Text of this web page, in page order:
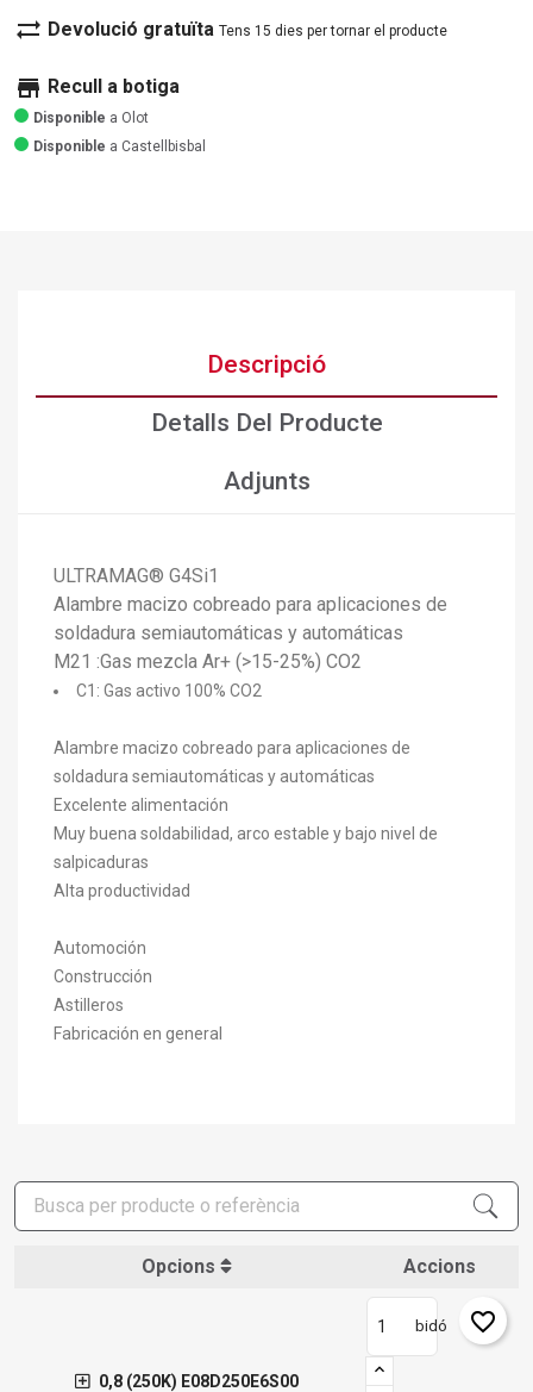
××
sync_alt Devolució gratuïta Tens 15 dies per tornar el producte
store Recull a botiga
Disponible a Olot
Disponible a Castellbisbal
Descripció
Detalls Del Producte
Adjunts
ULTRAMAG® G4Si1
Alambre macizo cobreado para aplicaciones de
soldadura semiautomáticas y automáticas
M21 :Gas mezcla Ar+ (>15-25%) CO2
C1: Gas activo 100% CO2
Alambre macizo cobreado para aplicaciones de
soldadura semiautomáticas y automáticas
Excelente alimentación
Muy buena soldabilidad, arco estable y bajo nivel de
salpicaduras
Alta productividad
Automoción
Construcción
Astilleros
Fabricación en general
Opcions Accions
0,8 (250K) E08D250E6S00
bidó favorite_border